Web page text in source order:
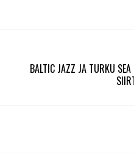
BALTIC JAZZ JA TURKU